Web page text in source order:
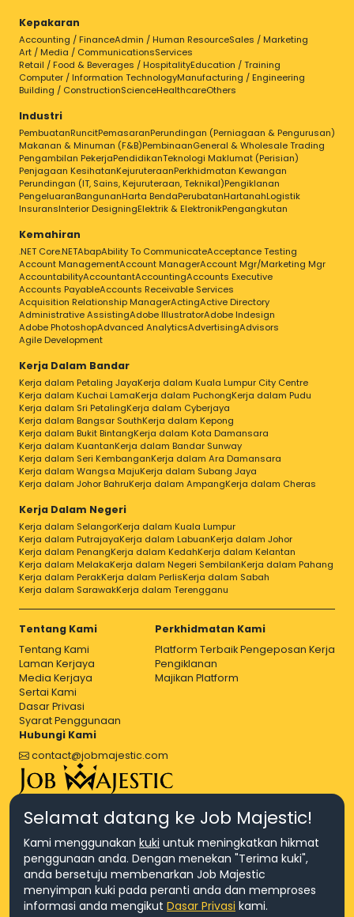
Kepakaran
Accounting / FinanceAdmin / Human ResourceSales / Marketing
Art / Media / CommunicationsServices
Retail / Food & Beverages / HospitalityEducation / Training
Computer / Information TechnologyManufacturing / Engineering
Building / ConstructionScienceHealthcareOthers
Industri
PembuatanRuncitPemasaranPerundingan (Perniagaan & Pengurusan)
Makanan & Minuman (F&B)PembinaanGeneral & Wholesale Trading
Pengambilan PekerjaPendidikanTeknologi Maklumat (Perisian)
Penjagaan KesihatanKejuruteraanPerkhidmatan Kewangan
Perundingan (IT, Sains, Kejuruteraan, Teknikal)Pengiklanan
PengeluaranBangunanHarta BendaPerubatanHartanahLogistik
InsuransInterior DesigningElektrik & ElektronikPengangkutan
Kemahiran
.NET Core.NETAbapAbility To CommunicateAcceptance Testing
Account ManagementAccount ManagerAccount Mgr/Marketing Mgr
AccountabilityAccountantAccountingAccounts Executive
Accounts PayableAccounts Receivable Services
Acquisition Relationship ManagerActingActive Directory
Administrative AssistingAdobe IllustratorAdobe Indesign
Adobe PhotoshopAdvanced AnalyticsAdvertisingAdvisors
Agile Development
Kerja Dalam Bandar
Kerja dalam Petaling JayaKerja dalam Kuala Lumpur City Centre
Kerja dalam Kuchai LamaKerja dalam PuchongKerja dalam Pudu
Kerja dalam Sri PetalingKerja dalam Cyberjaya
Kerja dalam Bangsar SouthKerja dalam Kepong
Kerja dalam Bukit BintangKerja dalam Kota Damansara
Kerja dalam KuantanKerja dalam Bandar Sunway
Kerja dalam Seri KembanganKerja dalam Ara Damansara
Kerja dalam Wangsa MajuKerja dalam Subang Jaya
Kerja dalam Johor BahruKerja dalam AmpangKerja dalam Cheras
Kerja Dalam Negeri
Kerja dalam SelangorKerja dalam Kuala Lumpur
Kerja dalam PutrajayaKerja dalam LabuanKerja dalam Johor
Kerja dalam PenangKerja dalam KedahKerja dalam Kelantan
Kerja dalam MelakaKerja dalam Negeri SembilanKerja dalam Pahang
Kerja dalam PerakKerja dalam PerlisKerja dalam Sabah
Kerja dalam SarawakKerja dalam Terengganu
Tentang Kami
Tentang Kami
Laman Kerjaya
Media Kerjaya
Sertai Kami
Dasar Privasi
Syarat Penggunaan
Perkhidmatan Kami
Platform Terbaik Pengeposan Kerja
Pengiklanan
Majikan Platform
Hubungi Kami
contact@jobmajestic.com
© Hakcipta 2026 Agensi Pekerjaan JEV Management Sdn. Bhd.,
registered in Malaysia (Company No: 201701016948 (1231113-U), EA
Selamat datang ke Job Majestic!
Kami menggunakan kuki untuk meningkatkan hikmat
penggunaan anda. Dengan menekan "Terima kuki",
anda bersetuju membenarkan Job Majestic
menyimpan kuki pada peranti anda dan memproses
informasi anda mengikut Dasar Privasi kami.